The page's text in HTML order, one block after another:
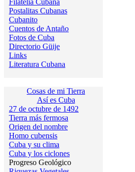
Filatelia Cubana
Postalitas Cubanas
Cubanito
Cuentos de Antaño
Fotos de Cuba
Directorio Güije
Links
Literatura Cubana
Cosas de mi Tierra
Así es Cuba
27 de octubre de 1492
Tierra más fermosa
Origen del nombre
Homo cubensis
Cuba y su clima
Cuba y los ciclones
Progreso Geológico